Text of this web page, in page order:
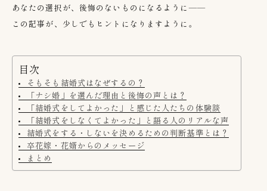
あなたの選択が、後悔のないものになるように——
この記事が、少しでもヒントになりますように。
目次
そもそも結婚式はなぜするの？
「ナシ婚」を選んだ理由と後悔の声とは？
「結婚式をしてよかった」と感じた人たちの体験談
「結婚式をしなくてよかった」と語る人のリアルな声
結婚式をする・しないを決めるための判断基準とは？
卒花嫁・花婿からのメッセージ
まとめ